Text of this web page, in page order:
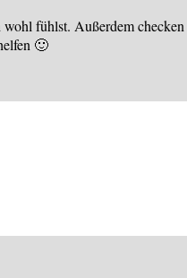
fühlst. Außerdem
🙂